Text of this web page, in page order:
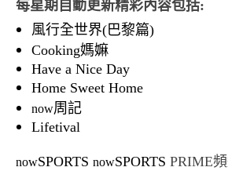
每星期自動更新精彩內容包括:
風行全世界(巴黎篇)
Cooking媽嫲
Have a Nice Day
Home Sweet Home
now周記
Lifetival
nowSPORTS nowSPORTS PRIME